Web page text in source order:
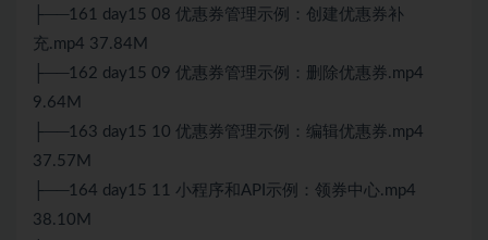
├──161 day15 08 优惠券管理示例：创建优惠券补
充.mp4 37.84M
├──162 day15 09 优惠券管理示例：删除优惠券.mp4
9.64M
├──163 day15 10 优惠券管理示例：编辑优惠券.mp4
37.57M
├──164 day15 11 小程序和API示例：领券中心.mp4
38.10M